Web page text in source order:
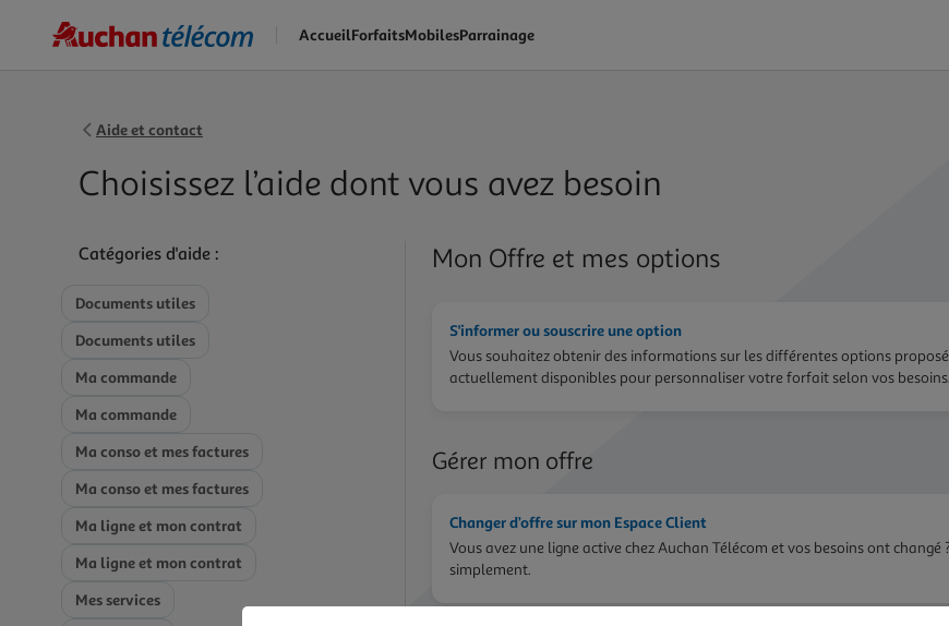
main
AccueilForfaitsMobilesParrainage
Aide et contact
Choisissez l’aide dont vous avez besoin
Catégories d'aide :
Documents utiles
Documents utiles
Ma commande
Ma commande
Ma conso et mes factures
Ma conso et mes factures
Ma ligne et mon contrat
Ma ligne et mon contrat
Mes services
Mon Offre et mes options
S'informer ou souscrire une option
Vous souhaitez obtenir des informations sur les différentes options
actuellement disponibles pour personnaliser votre forfait selon vos besoins.
Gérer mon offre
Changer d’offre sur mon Espace Client
Vous avez une ligne active chez Auchan Télécom et vos besoins ont
simplement.